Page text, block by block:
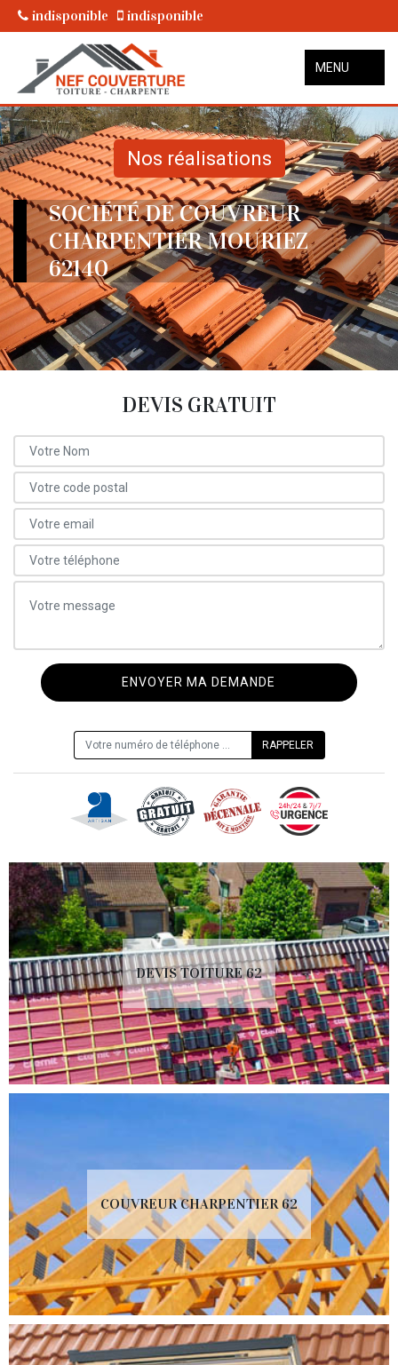
indisponible indisponible
MENU
Nos réalisations
SOCIÉTÉ DE COUVREUR
CHARPENTIER MOURIEZ
62140
DEVIS GRATUIT
DEVIS TOITURE 62
COUVREUR CHARPENTIER 62